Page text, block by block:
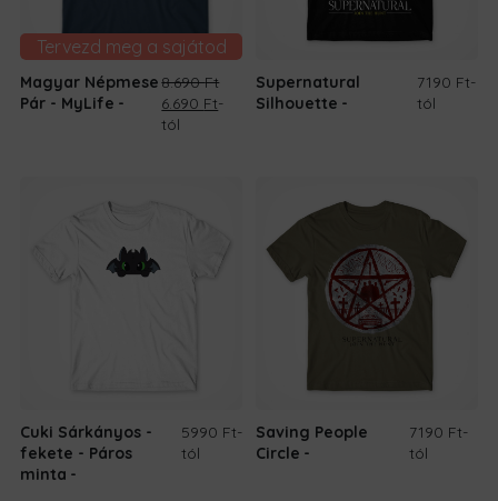
Tervezd meg a sajátod
Magyar Népmese
Pár - MyLife
8.690Ft
Original
price
6.690 FtCurrent
-
tól
Supernatural
Silhouette
7190 Ft-
tól
Cuki Sárkányos -
fekete - Páros
minta
5990 Ft-
tól
Saving People
Circle
7190 Ft-
tól